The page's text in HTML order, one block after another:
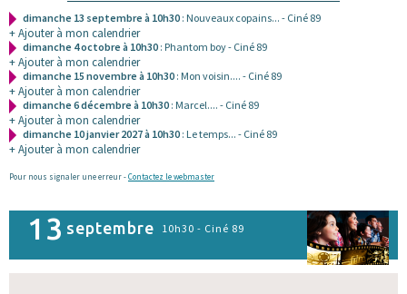
dimanche 13 septembre à 10h30 : Nouveaux copains... - Ciné 89
+ Ajouter à mon calendrier
dimanche 4 octobre à 10h30 : Phantom boy - Ciné 89
+ Ajouter à mon calendrier
dimanche 15 novembre à 10h30 : Mon voisin.... - Ciné 89
+ Ajouter à mon calendrier
dimanche 6 décembre à 10h30 : Marcel.... - Ciné 89
+ Ajouter à mon calendrier
dimanche 10 janvier 2027 à 10h30 : Le temps... - Ciné 89
+ Ajouter à mon calendrier
Pour nous signaler une erreur -Contactez le webmaster
13 septembre 10h30 - Ciné 89